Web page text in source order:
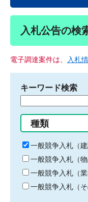
入札公告の検
電子調達案件は、 入札
キーワード検索
る
キ
ー
ワ
ー
ド
種類
一般競争入札（建
一般競争入札（物
一般競争入札（業
一般競争入札（そ